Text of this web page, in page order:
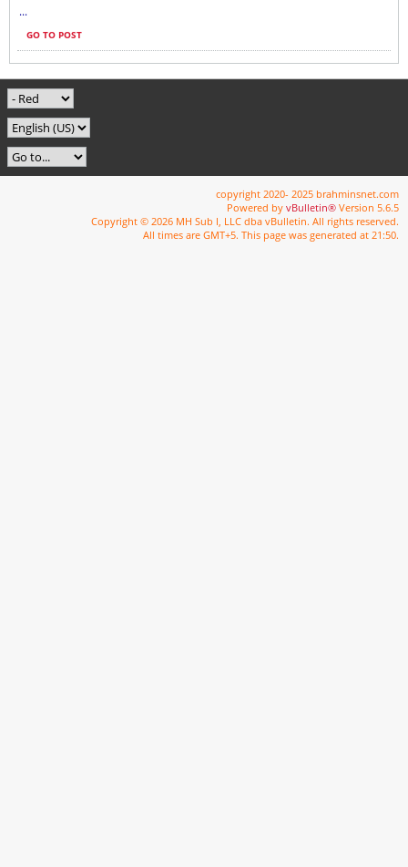
...
GO TO POST
copyright 2020- 2025 brahminsnet.com
Powered by vBulletin® Version 5.6.5
Copyright © 2026 MH Sub I, LLC dba vBulletin. All rights reserved.
All times are GMT+5. This page was generated at 21:50.